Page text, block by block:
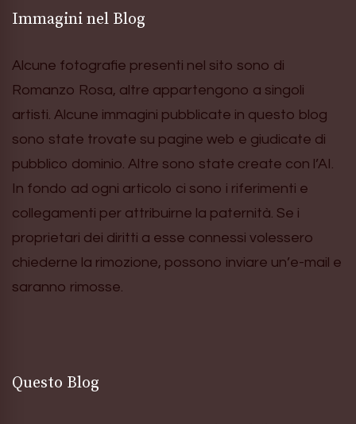
Immagini nel Blog
Alcune fotografie presenti nel sito sono di
Romanzo Rosa, altre appartengono a singoli
artisti. Alcune immagini pubblicate in questo blog
sono state trovate su pagine web e giudicate di
pubblico dominio. Altre sono state create con l’AI.
In fondo ad ogni articolo ci sono i riferimenti e
collegamenti per attribuirne la paternità. Se i
proprietari dei diritti a esse connessi volessero
chiederne la rimozione, possono inviare un’e-mail e
saranno rimosse.
Questo Blog